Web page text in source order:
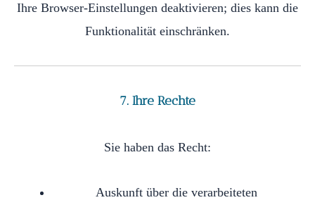
Ihre Browser-Einstellungen deaktivieren; dies kann die
Funktionalität einschränken.
7. Ihre Rechte
Sie haben das Recht:
Auskunft über die verarbeiteten